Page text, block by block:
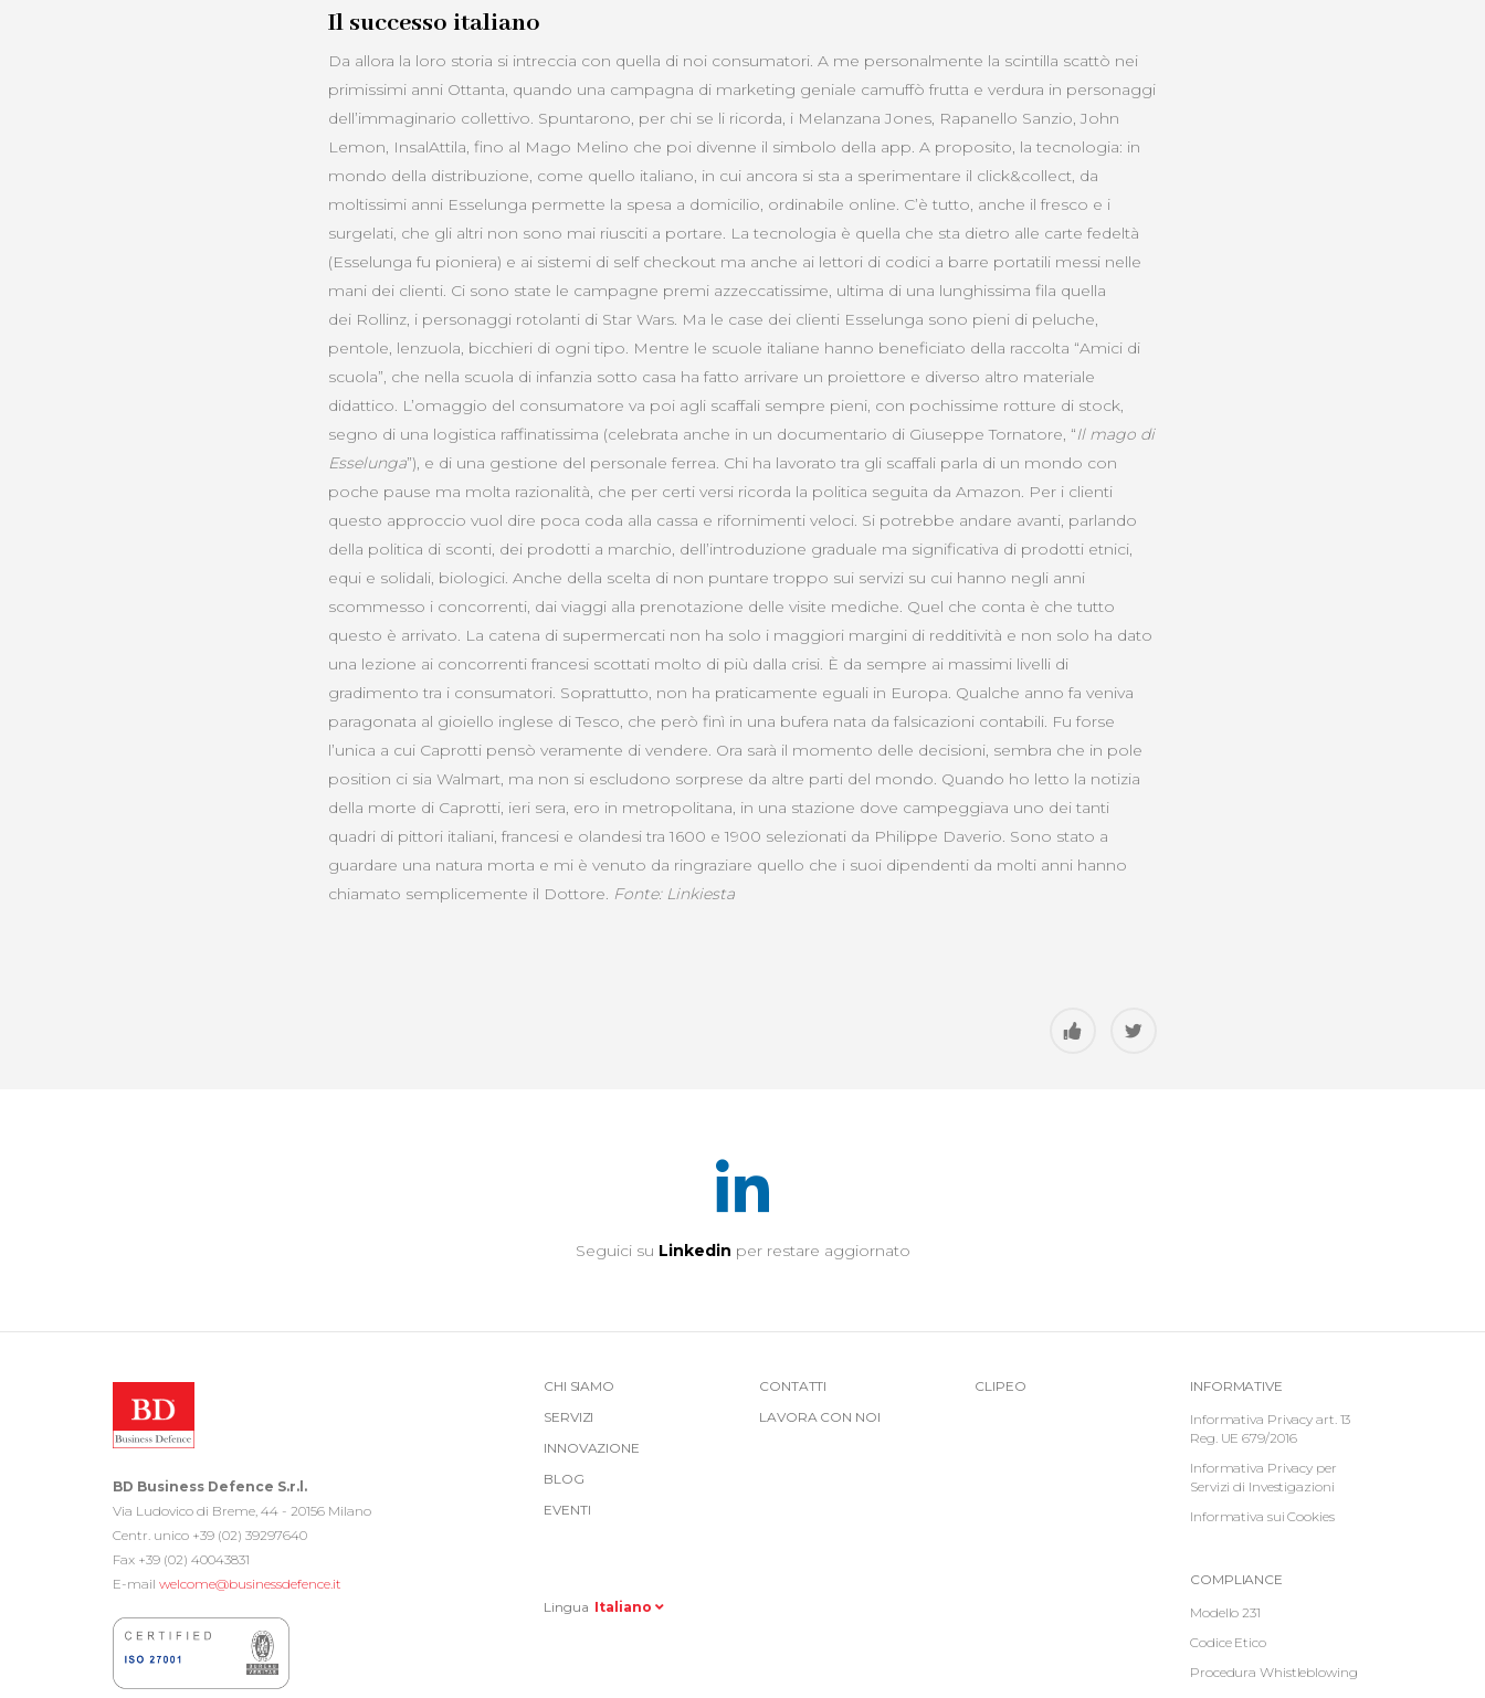
Il successo italiano
Da allora la loro storia si intreccia con quella di noi consumatori. A me personalmente la scintilla scattò nei
primissimi anni Ottanta, quando una campagna di marketing geniale camuffò frutta e verdura in personaggi
dell’immaginario collettivo. Spuntarono, per chi se li ricorda, i Melanzana Jones, Rapanello Sanzio, John
Lemon, InsalAttila, fino al Mago Melino che poi divenne il simbolo della app. A proposito, la tecnologia: in
mondo della distribuzione, come quello italiano, in cui ancora si sta a sperimentare il click&collect, da
moltissimi anni Esselunga permette la spesa a domicilio, ordinabile online. C’è tutto, anche il fresco e i
surgelati, che gli altri non sono mai riusciti a portare. La tecnologia è quella che sta dietro alle carte fedeltà
(Esselunga fu pioniera) e ai sistemi di self checkout ma anche ai lettori di codici a barre portatili messi nelle
mani dei clienti. Ci sono state le campagne premi azzeccatissime, ultima di una lunghissima fila quella
dei Rollinz, i personaggi rotolanti di Star Wars. Ma le case dei clienti Esselunga sono pieni di peluche,
pentole, lenzuola, bicchieri di ogni tipo. Mentre le scuole italiane hanno beneficiato della raccolta “Amici di
scuola”, che nella scuola di infanzia sotto casa ha fatto arrivare un proiettore e diverso altro materiale
didattico. L’omaggio del consumatore va poi agli scaffali sempre pieni, con pochissime rotture di stock,
segno di una logistica raffinatissima (celebrata anche in un documentario di Giuseppe Tornatore, “Il mago di
Esselunga”), e di una gestione del personale ferrea. Chi ha lavorato tra gli scaffali parla di un mondo con
poche pause ma molta razionalità, che per certi versi ricorda la politica seguita da Amazon. Per i clienti
questo approccio vuol dire poca coda alla cassa e rifornimenti veloci. Si potrebbe andare avanti, parlando
della politica di sconti, dei prodotti a marchio, dell’introduzione graduale ma significativa di prodotti etnici,
equi e solidali, biologici. Anche della scelta di non puntare troppo sui servizi su cui hanno negli anni
scommesso i concorrenti, dai viaggi alla prenotazione delle visite mediche. Quel che conta è che tutto
questo è arrivato. La catena di supermercati non ha solo i maggiori margini di redditività e non solo ha dato
una lezione ai concorrenti francesi scottati molto di più dalla crisi. È da sempre ai massimi livelli di
gradimento tra i consumatori. Soprattutto, non ha praticamente eguali in Europa. Qualche anno fa veniva
paragonata al gioiello inglese di Tesco, che però finì in una bufera nata da falsicazioni contabili. Fu forse
l’unica a cui Caprotti pensò veramente di vendere. Ora sarà il momento delle decisioni, sembra che in pole
position ci sia Walmart, ma non si escludono sorprese da altre parti del mondo. Quando ho letto la notizia
della morte di Caprotti, ieri sera, ero in metropolitana, in una stazione dove campeggiava uno dei tanti
quadri di pittori italiani, francesi e olandesi tra 1600 e 1900 selezionati da Philippe Daverio. Sono stato a
guardare una natura morta e mi è venuto da ringraziare quello che i suoi dipendenti da molti anni hanno
chiamato semplicemente il Dottore. Fonte: Linkiesta
Seguici su Linkedin per restare aggiornato
BD Business Defence S.r.l.
Via Ludovico di Breme, 44 - 20156 Milano
Centr. unico +39 (02) 39297640
Fax +39 (02) 40043831
E-mail welcome@businessdefence.it
CHI SIAMO
SERVIZI
INNOVAZIONE
BLOG
EVENTI
More
Link
CONTATTI
LAVORA CON NOI
Top
CLIPEO
Lingua Italiano
Informative
Footer
INFORMATIVE
Informativa Privacy art. 13
Reg. UE 679/2016
Informativa Privacy per
Servizi di Investigazioni
Informativa sui Cookies
Informative
Footer
COMPLIANCE
Modello 231
Codice Etico
Procedura Whistleblowing